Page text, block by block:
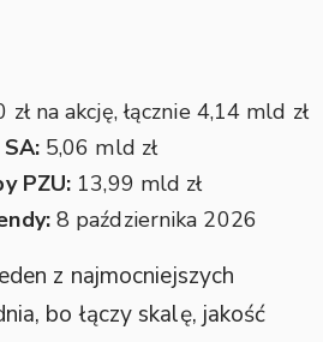
zł na akcję, łącznie 4,14 mld zł
5,06 mld zł
PZU: 13,99 mld zł
8 października 2026
z najmocniejszych
bo łączy skalę, jakość